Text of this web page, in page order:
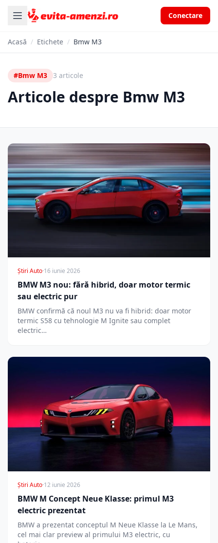
Conectare
Acasă / Etichete / Bmw M3
#Bmw M3 3 articole
Articole despre Bmw M3
Știri Auto·16 iunie 2026
BMW M3 nou: fără hibrid, doar motor termic
sau electric pur
BMW confirmă că noul M3 nu va fi hibrid: doar motor
termic S58 cu tehnologie M Ignite sau complet
electric…
Știri Auto·12 iunie 2026
BMW M Concept Neue Klasse: primul M3
electric prezentat
BMW a prezentat conceptul M Neue Klasse la Le Mans,
cel mai clar preview al primului M3 electric, cu